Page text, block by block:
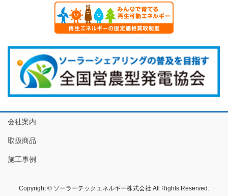
会社案内
取扱商品
施工事例
Copyright © ソーラーテックエネルギー株式会社 All Rights Reserved.